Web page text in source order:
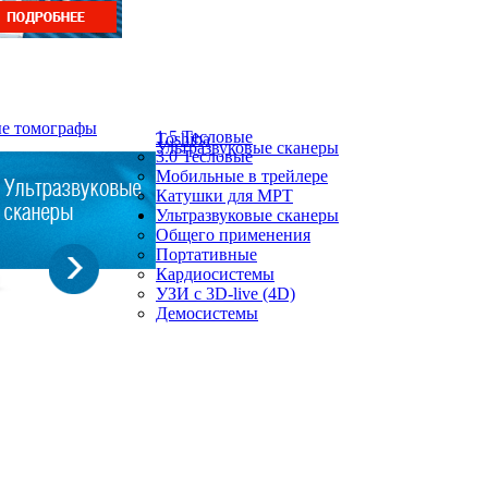
томографы
Ультразвуковые сканеры
Toshiba
1.5 Тесловые
3.0 Тесловые
Мобильные в трейлере
Катушки для МРТ
Ультразвуковые сканеры
Общего применения
Портативные
Кардиосистемы
УЗИ с 3D-live (4D)
Демосистемы